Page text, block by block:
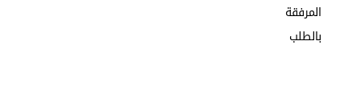
المرفقة
بالطلب